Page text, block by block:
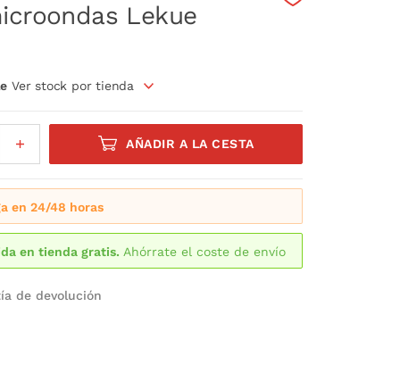
Lekue
Ver stock por tienda
AÑADIR A LA CESTA
en 24/48 horas
en tienda gratis. Ahórrate el coste de envío
de devolución